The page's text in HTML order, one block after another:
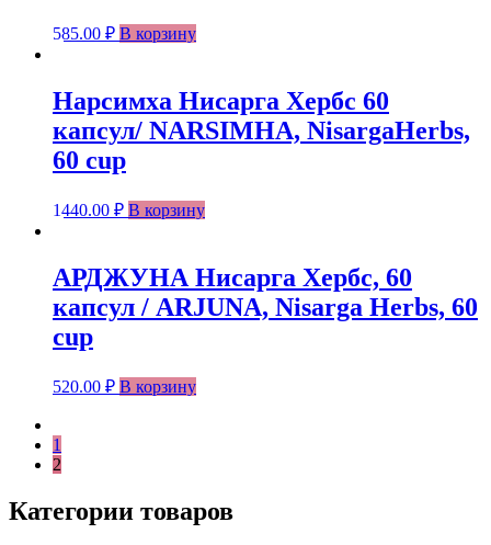
585.00 ₽ В корзину
Нарсимха Нисарга Хербс 60
капсул/ NARSIMHA, NisargaHerbs,
60 cup
1440.00 ₽ В корзину
АРДЖУНА Нисарга Хербс, 60
капсул / ARJUNA, Nisarga Herbs, 60
cup
520.00 ₽ В корзину
1
2
Категории товаров